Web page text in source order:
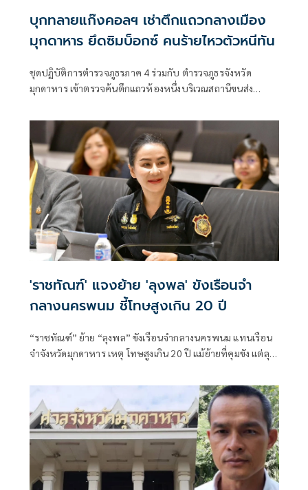
บุกทลายแก๊งคอลฯ เช่าตึกแถวกลางเมือง
มุกดาหาร ยึดซิมบ็อกซ์ คนร้ายไหวตัวหนีทัน
ชุดปฏิบัติการตำรวจภูธรภาค 4 ร่วมกับ ตำรวจภูธรจังหวัด
มุกดาหาร เข้าตรวจค้นตึกแถวห้องหนึ่งบริเวณสถานีขนส่ง
เบาะแสจากสายลับว่าที่ตึกห้องแถวบริเวณสถานีขนส่งจังหวัด
มุกดาหาร จ
'ราชทัณฑ์' แจงย้าย 'ลุงพล' ขังเรือนจำ
กลางนครพนม ชี้โทษสูงเกิน 20 ปี
“ราชทัณฑ์” ย้าย “ลุงพล” ขังเรือนจำกลางนครพนม แทนเรือน
จำจังหวัดมุกดาหาร เหตุ โทษสูงเกิน 20 ปี แม้ย้ายที่คุมขัง แต่ลุง
ญาติสามารถเยี่ยมได้ พุธ 20 ส.ค.